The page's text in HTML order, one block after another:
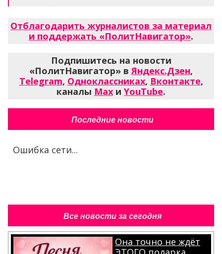
Отблагодарить журналистов за материал
и поддержать «ПолитНавигатор».
Подпишитесь на новости
«ПолитНавигатор» вЯндекс.Дзен,
Telegram, Одноклассниках, Вконтакте,
каналы Max и YouTube.
Последние новости
Ошибка сети...
Все новости за сегодня
Она точно не ждёт